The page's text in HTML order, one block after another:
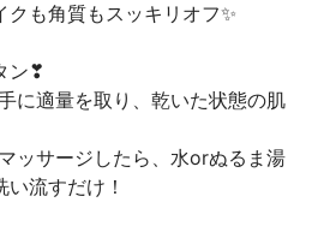
も角質もスッキリオフ✨
ン❣
適量を取り、乾いた状態の肌
サージしたら、水orぬるま湯
流すだけ！